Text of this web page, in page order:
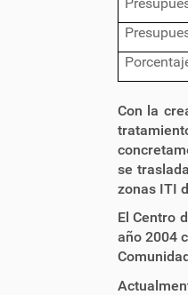
Con la
se
zonas ITI
El Centro
año 2004